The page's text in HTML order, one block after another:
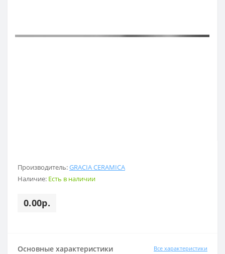
Производитель:GRACIA CERAMICA
Наличие: Есть в наличии
0.00р.
Основные характеристики Все характеристики